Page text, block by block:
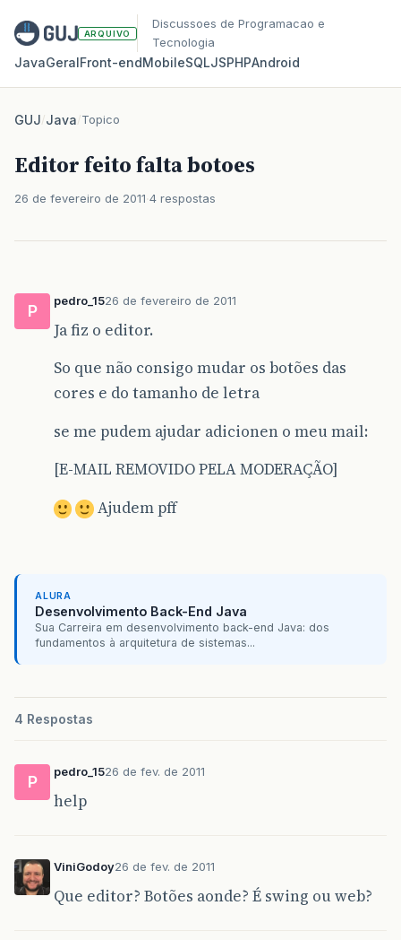
ARQUIVO
Discussoes de Programacao e
Tecnologia
JavaGeralFront‑endMobileSQLJSPHPAndroid
GUJ/Java/Topico
Editor feito falta botoes
26 de fevereiro de 2011 4 respostas
P
pedro_1526 de fevereiro de 2011
Ja fiz o editor.
So que não consigo mudar os botões das
cores e do tamanho de letra
se me pudem ajudar adicionen o meu mail:
[E-MAIL REMOVIDO PELA MODERAÇÃO]
Ajudem pff
ALURA
Desenvolvimento Back-End Java
Sua Carreira em desenvolvimento back-end Java: dos
fundamentos à arquitetura de sistemas...
4 Respostas
P
pedro_1526 de fev. de 2011
help
ViniGodoy26 de fev. de 2011
Que editor? Botões aonde? É swing ou web?